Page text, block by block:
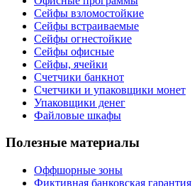
Сейфы взломостойкие
Сейфы встраиваемые
Сейфы огнестойкие
Сейфы офисные
Сейфы, ячейки
Счетчики банкнот
Счетчики и упаковщики монет
Упаковщики денег
Файловые шкафы
Полезные материалы
Оффшорные зоны
Фиктивная банковская гарантия